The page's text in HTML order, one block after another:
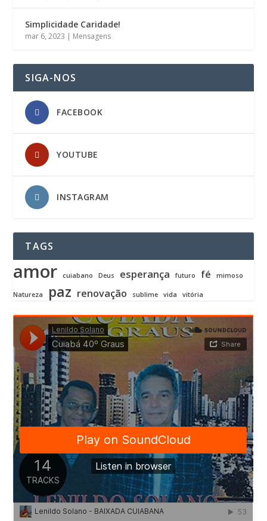
Simplicidade Caridade!
mar 6, 2023 | Mensagens
SIGA-NOS
FACEBOOK
YOUTUBE
INSTAGRAM
TAGS
amor cuiabano Deus esperança futuro fé mimoso
Natureza paz renovação sublime vida vitória